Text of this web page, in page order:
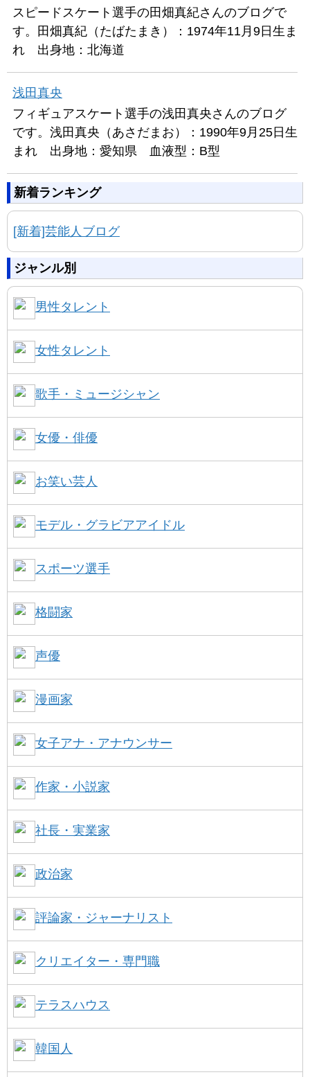
スピードスケート選手の田畑真紀さんのブログで
す。田畑真紀（たばたまき）：1974年11月9日生ま
れ 出身地：北海道
浅田真央
フィギュアスケート選手の浅田真央さんのブログ
です。浅田真央（あさだまお）：1990年9月25日生
まれ 出身地：愛知県 血液型：B型
新着ランキング
[新着]芸能人ブログ
ジャンル別
男性タレント
女性タレント
歌手・ミュージシャン
女優・俳優
お笑い芸人
モデル・グラビアアイドル
スポーツ選手
格闘家
声優
漫画家
女子アナ・アナウンサー
作家・小説家
社長・実業家
政治家
評論家・ジャーナリスト
クリエイター・専門職
テラスハウス
韓国人